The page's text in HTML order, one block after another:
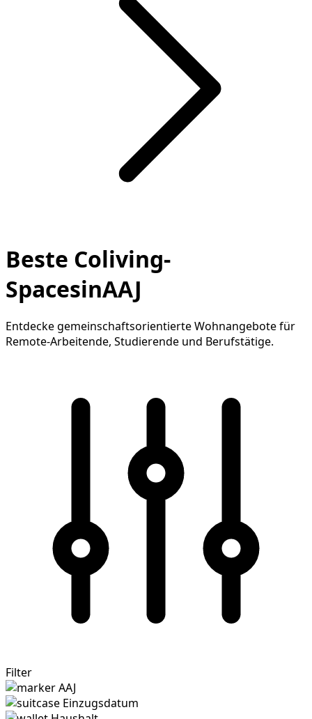
Beste Coliving-
SpacesinAAJ
Entdecke gemeinschaftsorientierte Wohnangebote für
Remote-Arbeitende, Studierende und Berufstätige.
Filter
AAJ
Einzugsdatum